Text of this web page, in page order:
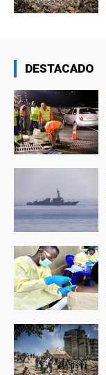
DESTACADO